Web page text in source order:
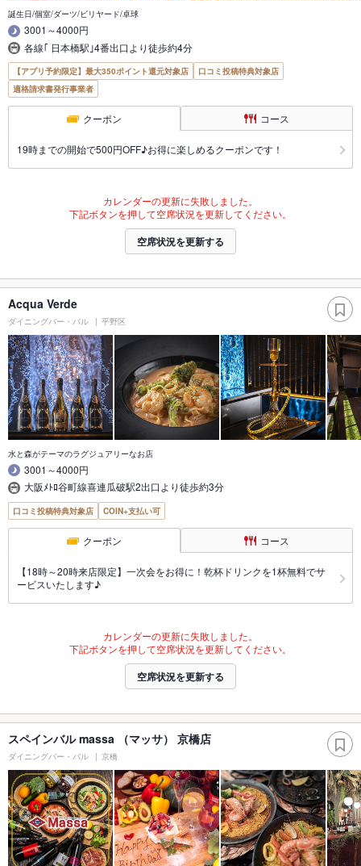
誕生日/個室/ダーツ/ビリヤード/卓球
3001～4000円
各線｢ 日本橋駅｣4番出口より徒歩約4分
【アプリ予約限定】最大350ポイント還元対象店
口コミ投稿特典対象店
適格請求書発行事業者
クーポン コース
19時までの開始で500円OFF♪お得に楽しめるクーポンです！
カレンダーの更新に失敗しました。
下記ボタンを押して空席状況を更新してください。
空席状況を更新する
Acqua Verde
ダイニングバー・バル 平野区
水と森がテーマのラグジュアリーなお店
3001～4000円
大阪ﾒﾄﾛ谷町線喜連瓜破駅2出口より徒歩約3分
口コミ投稿特典対象店 COIN+支払い可
クーポン コース
【18時～20時来店限定】一次会をお得に！乾杯ドリンクを1杯無料でサ
ービスいたします♪
カレンダーの更新に失敗しました。
下記ボタンを押して空席状況を更新してください。
空席状況を更新する
スペインバル massa （マッサ） 京橋店
ダイニングバー・バル 京橋